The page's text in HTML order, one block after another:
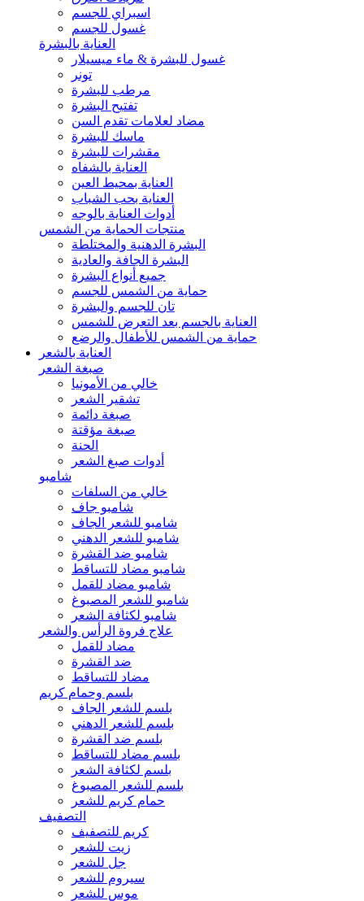
اسبراي للجسم
غسول للجسم
العناية بالبشرة
غسول للبشرة & ماء ميسيلار
تونر
مرطب للبشرة
تفتيح البشرة
مضاد لعلامات تقدم السن
ماسك للبشرة
مقشرات للبشرة
العناية بالشفاه
العناية بمحيط العين
العناية بحب الشباب
أدوات العناية بالوجه
منتجات الحماية من الشمس
البشرة الدهنية والمختلطة
البشرة الجافة والعادية
جميع أنواع البشرة
حماية من الشمس للجسم
تان للجسم والبشرة
العناية بالجسم بعد التعرض للشمس
حماية من الشمس للأطفال والرضع
العناية بالشعر
صبغة الشعر
خالي من الأمونيا
تشقير الشعر
صبغة دائمة
صبغة مؤقتة
الحنة
أدوات صبغ الشعر
شامبو
خالي من السلفات
شامبو جاف
شامبو للشعر الجاف
شامبو للشعر الدهني
شامبو ضد القشرة
شامبو مضاد للتساقط
شامبو مضاد للقمل
شامبو للشعر المصبوغ
شامبو لكثافة الشعر
علاج فروة الرأس والشعر
مضاد للقمل
ضد القشرة
مضاد للتساقط
بلسم وحمام كريم
بلسم للشعر الجاف
بلسم للشعر الدهني
بلسم ضد القشرة
بلسم مضاد للتساقط
بلسم لكثافة الشعر
بلسم للشعر المصبوغ
حمام كريم للشعر
التصفيف
كريم للتصفيف
زيت للشعر
جل للشعر
سيروم للشعر
موس للشعر